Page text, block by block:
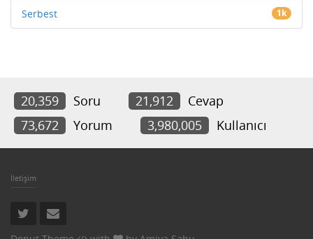
Serbest 1k
20,359 Soru 21,912
Cevap
73,672
Yorum 3,980,005 Kullanıcı
İletişim